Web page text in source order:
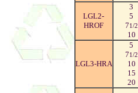
LGL2-
HROF
3
5
71/2
10
LGL3-HRA
5
71/2
10
15
20